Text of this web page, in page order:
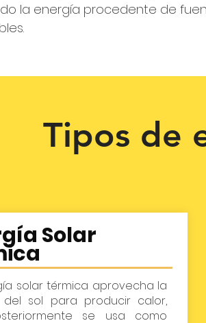
la energía procedente de
Tipos de
Solar
solar térmica aprovecha la
del sol para producir calor,
se usa como